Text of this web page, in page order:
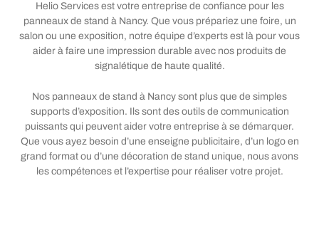
Helio Services est votre entreprise de confiance pour les
panneaux de stand à Nancy. Que vous prépariez une foire, un
salon ou une exposition, notre équipe d’experts est là pour vous
aider à faire une impression durable avec nos produits de
signalétique de haute qualité.
Nos panneaux de stand à Nancy sont plus que de simples
supports d’exposition. Ils sont des outils de communication
puissants qui peuvent aider votre entreprise à se démarquer.
Que vous ayez besoin d’une enseigne publicitaire, d’un logo en
grand format ou d’une décoration de stand unique, nous avons
les compétences et l’expertise pour réaliser votre projet.